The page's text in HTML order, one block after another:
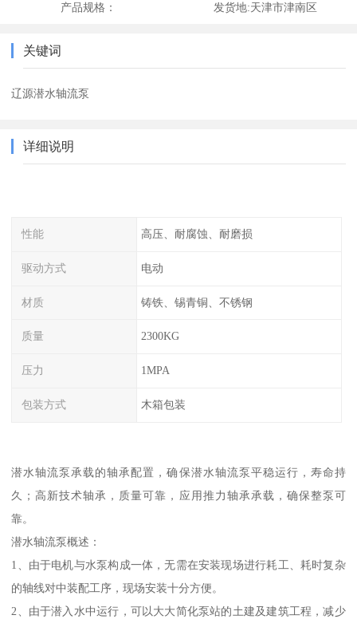
产品规格： 发货地:天津市津南区
关键词
辽源潜水轴流泵
详细说明
性能 高压、耐腐蚀、耐磨损
驱动方式 电动
材质 铸铁、锡青铜、不锈钢
质量 2300KG
压力 1MPA
包装方式 木箱包装
潜水轴流泵承载的轴承配置，确保潜水轴流泵平稳运行，寿命持
久；高新技术轴承，质量可靠，应用推力轴承承载，确保整泵可
靠。
潜水轴流泵概述：
1、由于电机与水泵构成一体，无需在安装现场进行耗工、耗时复杂
的轴线对中装配工序，现场安装十分方便。
2、由于潜入水中运行，可以大大简化泵站的土建及建筑工程，减少